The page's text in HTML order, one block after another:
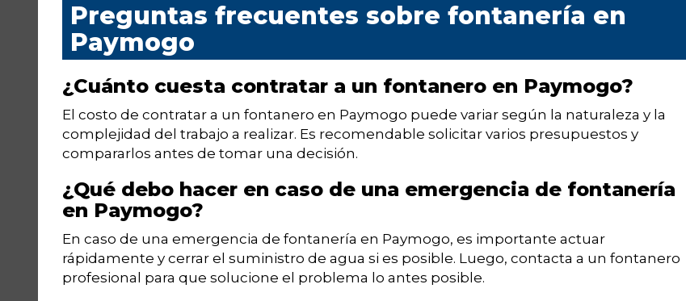
Preguntas frecuentes sobre fontanería en
Paymogo
¿Cuánto cuesta contratar a un fontanero en Paymogo?
El costo de contratar a un fontanero en Paymogo puede variar según la naturaleza y la
complejidad del trabajo a realizar. Es recomendable solicitar varios presupuestos y
compararlos antes de tomar una decisión.
¿Qué debo hacer en caso de una emergencia de fontanería
en Paymogo?
En caso de una emergencia de fontanería en Paymogo, es importante actuar
rápidamente y cerrar el suministro de agua si es posible. Luego, contacta a un fontanero
profesional para que solucione el problema lo antes posible.